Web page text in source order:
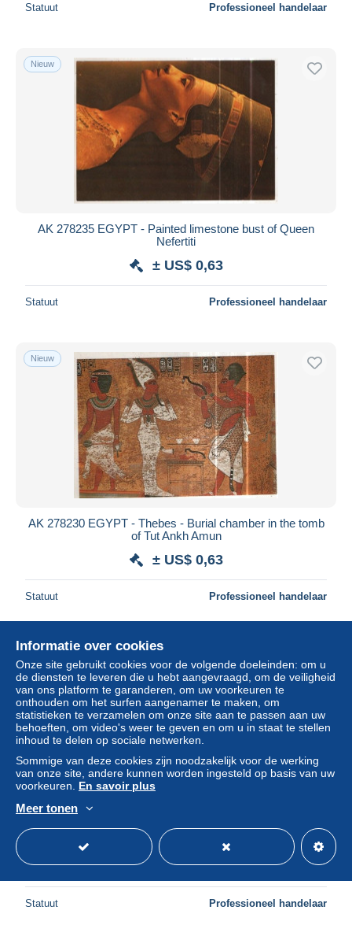
Statuut Professioneel handelaar
Nieuw
AK 278235 EGYPT - Painted limestone bust of Queen
Nefertiti
± US$ 0,63
Statuut Professioneel handelaar
Nieuw
AK 278230 EGYPT - Thebes - Burial chamber in the tomb
of Tut Ankh Amun
± US$ 0,63
Statuut Professioneel handelaar
Nieuw
AK 278229 EGYPT - Cairo - The Egyptian Museum -
Tutankhamen's Treasures . Gold funeral mask of
Tutankhamen
± US$ 0,63
Statuut Professioneel handelaar
Informatie over cookies
Onze site gebruikt cookies voor de volgende doeleinden: om u
de diensten te leveren die u hebt aangevraagd, om de veiligheid
van ons platform te garanderen, om uw voorkeuren te
onthouden om het surfen aangenamer te maken, om
statistieken te verzamelen om onze site aan te passen aan uw
behoeften, om video's weer te geven en om u in staat te stellen
inhoud te delen op sociale netwerken.
Sommige van deze cookies zijn noodzakelijk voor de werking
van onze site, andere kunnen worden ingesteld op basis van uw
voorkeuren. En savoir plus
Meer tonen